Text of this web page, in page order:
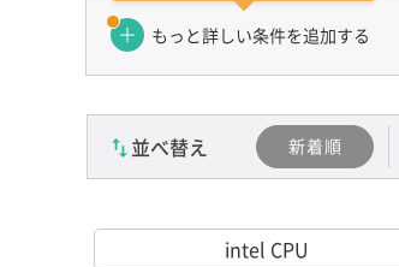
PCパーツその他
カテゴリーを選び直す（かんたん検索）
もっと詳しい条件を追加する
並べ替え 新着順
intel CPU